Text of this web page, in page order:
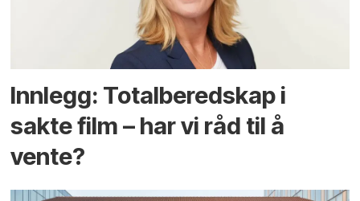
Innlegg: Totalberedskap i
sakte film – har vi råd til å
vente?